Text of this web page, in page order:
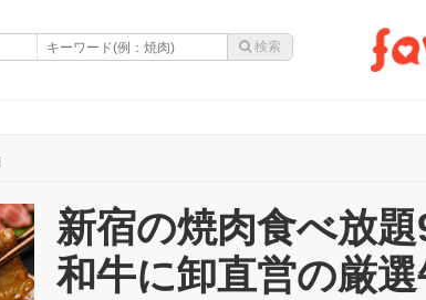
新宿の焼肉食べ放
和牛に卸直営の厳